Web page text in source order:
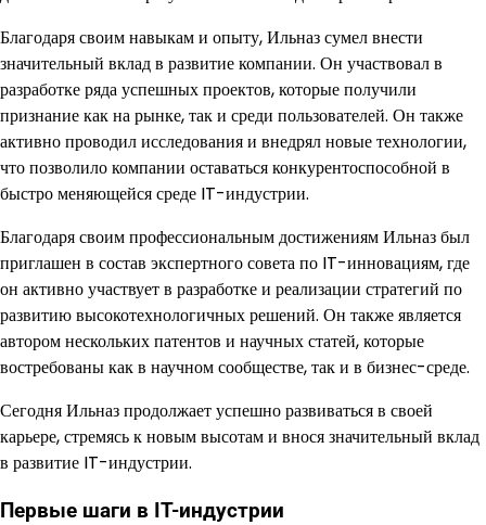
Благодаря своим навыкам и опыту, Ильназ сумел внести
значительный вклад в развитие компании. Он участвовал в
разработке ряда успешных проектов, которые получили
признание как на рынке, так и среди пользователей. Он также
активно проводил исследования и внедрял новые технологии,
что позволило компании оставаться конкурентоспособной в
быстро меняющейся среде IT-индустрии.
Благодаря своим профессиональным достижениям Ильназ был
приглашен в состав экспертного совета по IT-инновациям, где
он активно участвует в разработке и реализации стратегий по
развитию высокотехнологичных решений. Он также является
автором нескольких патентов и научных статей, которые
востребованы как в научном сообществе, так и в бизнес-среде.
Сегодня Ильназ продолжает успешно развиваться в своей
карьере, стремясь к новым высотам и внося значительный вклад
в развитие IT-индустрии.
Первые шаги в IT-индустрии